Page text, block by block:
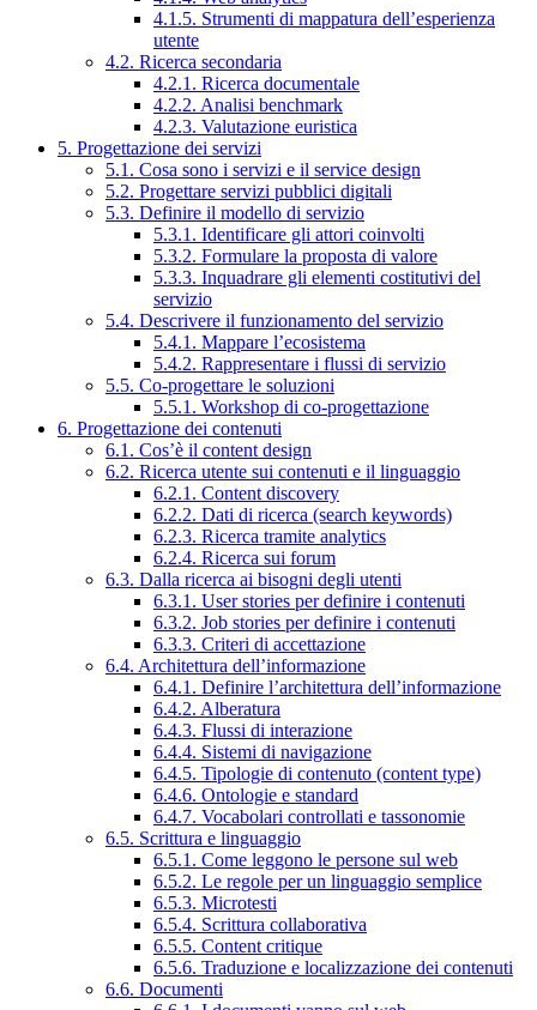
4.1.5. Strumenti di mappatura dell’esperienza
utente
4.2. Ricerca secondaria
4.2.1. Ricerca documentale
4.2.2. Analisi benchmark
4.2.3. Valutazione euristica
5. Progettazione dei servizi
5.1. Cosa sono i servizi e il service design
5.2. Progettare servizi pubblici digitali
5.3. Definire il modello di servizio
5.3.1. Identificare gli attori coinvolti
5.3.2. Formulare la proposta di valore
5.3.3. Inquadrare gli elementi costitutivi del
servizio
5.4. Descrivere il funzionamento del servizio
5.4.1. Mappare l’ecosistema
5.4.2. Rappresentare i flussi di servizio
5.5. Co-progettare le soluzioni
5.5.1. Workshop di co-progettazione
6. Progettazione dei contenuti
6.1. Cos’è il content design
6.2. Ricerca utente sui contenuti e il linguaggio
6.2.1. Content discovery
6.2.2. Dati di ricerca (search keywords)
6.2.3. Ricerca tramite analytics
6.2.4. Ricerca sui forum
6.3. Dalla ricerca ai bisogni degli utenti
6.3.1. User stories per definire i contenuti
6.3.2. Job stories per definire i contenuti
6.3.3. Criteri di accettazione
6.4. Architettura dell’informazione
6.4.1. Definire l’architettura dell’informazione
6.4.2. Alberatura
6.4.3. Flussi di interazione
6.4.4. Sistemi di navigazione
6.4.5. Tipologie di contenuto (content type)
6.4.6. Ontologie e standard
6.4.7. Vocabolari controllati e tassonomie
6.5. Scrittura e linguaggio
6.5.1. Come leggono le persone sul web
6.5.2. Le regole per un linguaggio semplice
6.5.3. Microtesti
6.5.4. Scrittura collaborativa
6.5.5. Content critique
6.5.6. Traduzione e localizzazione dei contenuti
6.6. Documenti